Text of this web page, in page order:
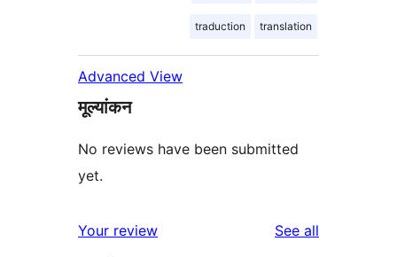
traduction translation
Advanced View
मूल्यांकन
No reviews have been submitted
yet.
Your review See all